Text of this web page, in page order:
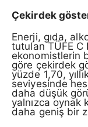
Çekirdek
Enerji, gıda,
tutulan TÜFE C
ekonomistlerin
göre çekirdek
yüzde 1,70,
seviyesinde
daha düşük
yalnızca oynak
daha geniş bir